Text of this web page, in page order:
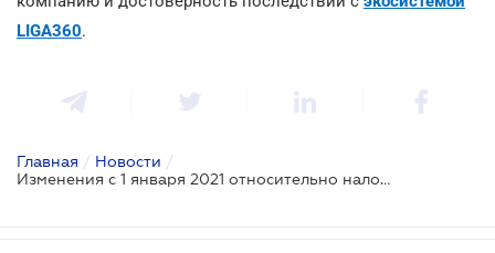
LIGA360.
Главная / Новости /
Изменения с 1 января 2021 относительно налогообложения дивидендов